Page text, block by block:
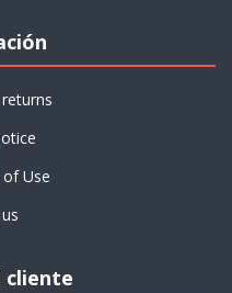
Use
cliente